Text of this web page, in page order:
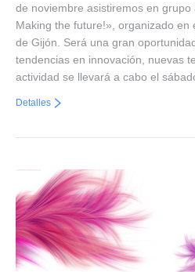
de noviembre asistiremos en
Making the future!», organizado en
de Gijón. Será una gran
tendencias en innovación, nuevas
actividad se llevará a cabo el
Detalles